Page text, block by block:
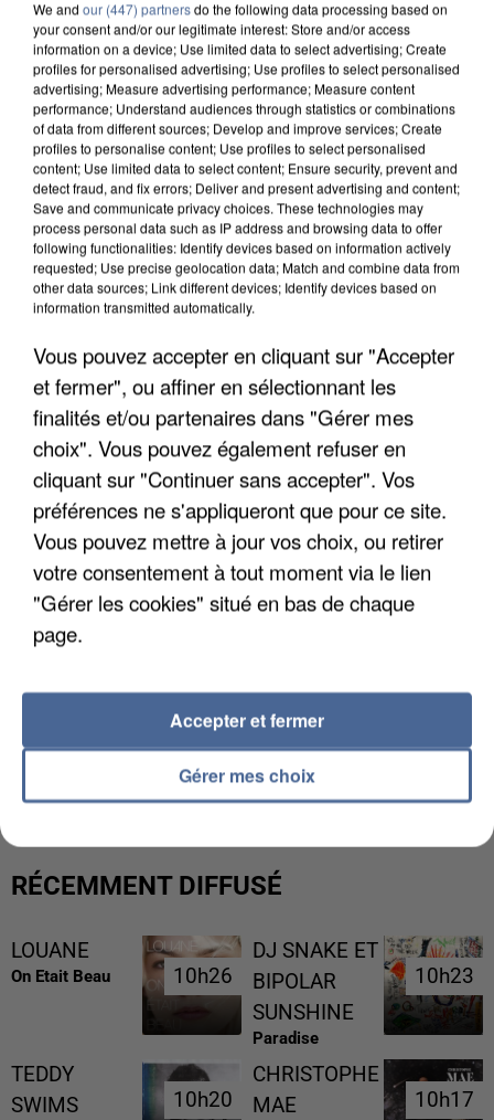
UNE TOURISTE DE L’OISE EMPORTÉE PAR UNE
COULÉE DE BOUE EN HAUTE-SAVOIE
LES DONNÉES DE 300 000 CLIENTS DÉROBÉES À
INTERMARCHÉ APRÈS UNE...
RÉCEMMENT DIFFUSÉ
LOUANE
On Etait Beau 10h26
10h26
DJ SNAKE ET
BIPOLAR
SUNSHINE
Paradise
10h23
10h23
TEDDY
SWIMS
10h20
10h20
CHRISTOPHE
MAE
10h17
10h17
We and our (447) partnersdo the following data processing based on
your consent and/or our legitimate interest: Store and/or access
information on a device; Use limited data to select advertising; Create
profiles for personalised advertising; Use profiles to select personalised
advertising; Measure advertising performance; Measure content
performance; Understand audiences through statistics or combinations
of data from different sources; Develop and improve services; Create
profiles to personalise content; Use profiles to select personalised
content; Use limited data to select content; Ensure security, prevent and
detect fraud, and fix errors; Deliver and present advertising and content;
Save and communicate privacy choices. These technologies may
process personal data such as IP address and browsing data to offer
following functionalities: Identify devices based on information actively
requested; Use precise geolocation data; Match and combine data from
other data sources; Link different devices; Identify devices based on
information transmitted automatically.
Vous pouvez accepter en cliquant sur "Accepter
et fermer", ou affiner en sélectionnant les
finalités et/ou partenaires dans "Gérer mes
choix". Vous pouvez également refuser en
cliquant sur "Continuer sans accepter". Vos
préférences ne s'appliqueront que pour ce site.
Vous pouvez mettre à jour vos choix, ou retirer
votre consentement à tout moment via le lien
"Gérer les cookies" situé en bas de chaque
page.
Gérer mes choix
Accepter et fermer